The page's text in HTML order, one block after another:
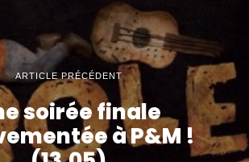
ARTICLE PRÉCÉDENT
soirée finale
à P&M !